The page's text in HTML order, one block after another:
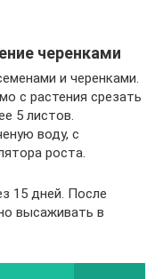
черенками
и черенками.
с растения срезать
5 листов.
воду, с
роста.
15 дней. После
высаживать в